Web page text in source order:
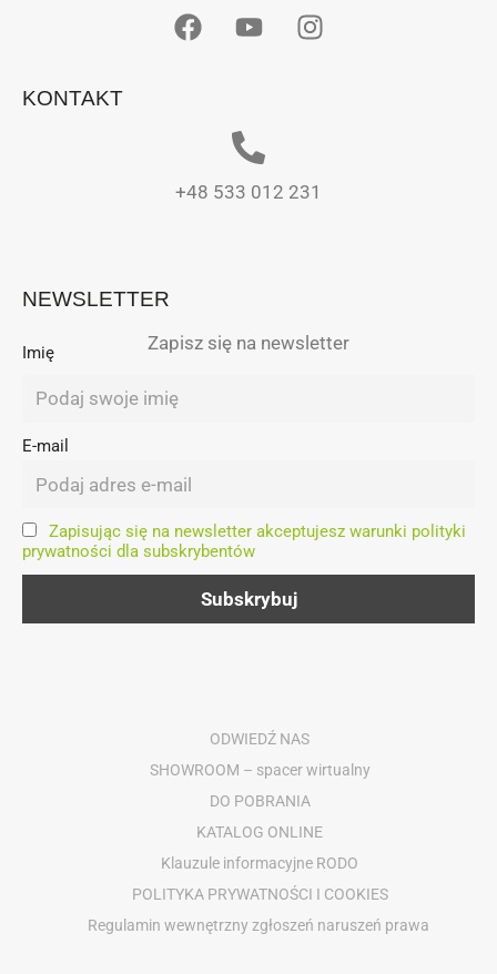
KONTAKT
+48 533 012 231
NEWSLETTER
Zapisz się na newsletter
Imię
E-mail
Zapisując się na newsletter akceptujesz warunki polityki
prywatności dla subskrybentów
ODWIEDŹ NAS
SHOWROOM – spacer wirtualny
DO POBRANIA
KATALOG ONLINE
Klauzule informacyjne RODO
POLITYKA PRYWATNOŚCI I COOKIES
Regulamin wewnętrzny zgłoszeń naruszeń prawa